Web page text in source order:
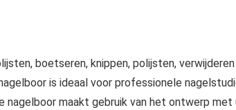
boetseren, knippen, polijsten,
is ideaal voor professionele
nagelboor maakt gebruik van het ontwerp